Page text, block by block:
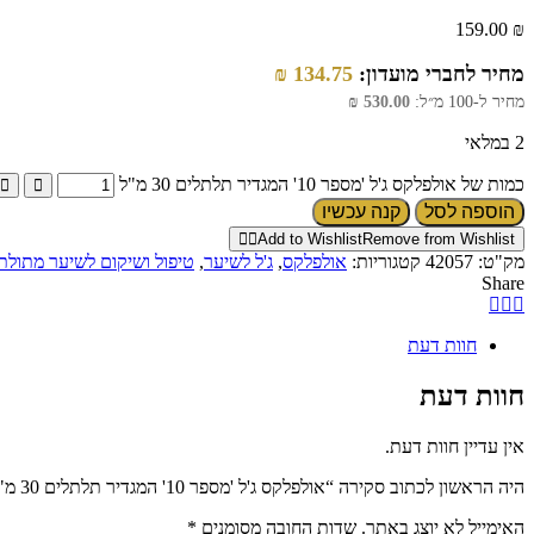
159.00 ₪
מחיר לחברי מועדון: 134.75
₪
מחיר ל-100 מ״ל: 530.00
₪
2 במלאי
כמות של אולפלקס ג'ל 'מספר 10' המגדיר תלתלים 30 מ"ל
הוספה לסל
קנה עכשיו
Add to WishlistRemove from Wishlist
מק"ט: 42057 קטגוריות: אולפלקס, ג'ל לשיער, טיפול ושיקום לשיער
Share
חוות דעת
חוות דעת
אין עדיין חוות דעת.
היה הראשון לכתוב סקירה “אולפלקס ג'ל 'מספר 10' המגדיר תלתלים 30 מ"ל”
האימייל לא יוצג באתר. שדות החובה מסומנים *